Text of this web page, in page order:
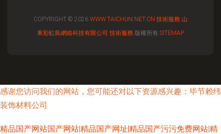
COPYRIGHT © 2026 WWW.TAICHUN.NET.CN 技術服務 山
東彩虹島網絡科技有限公司 技術服務 版權所有 SITEMAP
感谢您访问我们的网站，您可能还对以下资源感兴趣：毕节赖纬
装饰材料公司
精品国产网站国产网站|精品国产网址|精品国产污污免费网站|精